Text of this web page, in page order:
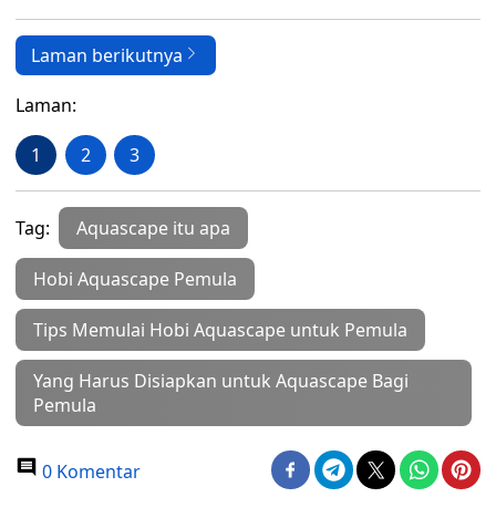
Laman berikutnya
Laman:
1 2 3
Tag: Aquascape itu apa
Hobi Aquascape Pemula
Tips Memulai Hobi Aquascape untuk Pemula
Yang Harus Disiapkan untuk Aquascape Bagi
Pemula
0 Komentar